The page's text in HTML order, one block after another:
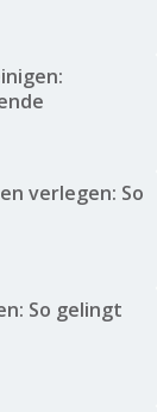
verlegen: So
So gelingt